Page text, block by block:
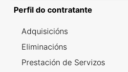
Perfil do contratante
Adquisicións
Eliminacións
Prestación de Servizos